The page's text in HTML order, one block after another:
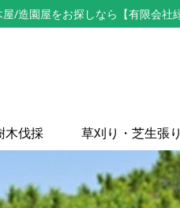
/造園屋をお探しなら【有限会社
木伐採 草刈り・芝生張り